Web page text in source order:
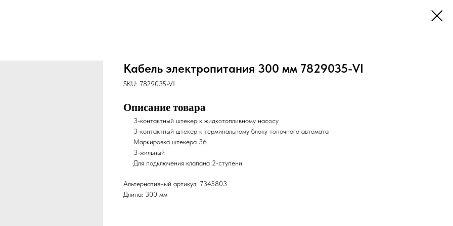
Кабель электропитания 300 мм 7829035-VI
SKU: 7829035-VI
Описание товара
3-контактный штекер к жидкотопливному насосу
3-контактный штекер к терминальному блоку топочного автомата
Маркировка штекера 36
3-жильный
Для подключения клапана 2-ступени
Альтернативный артикул: 7345803
Длина: 300 мм